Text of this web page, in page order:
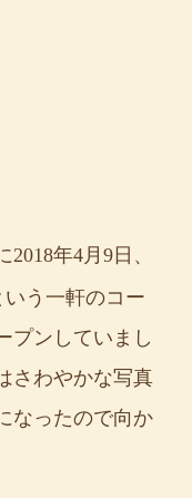
年4月9日、
いう一軒のコー
プンしていまし
さわやかな写真
なったので向か